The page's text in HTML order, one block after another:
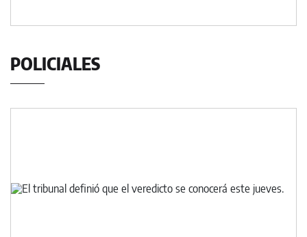
POLICIALES